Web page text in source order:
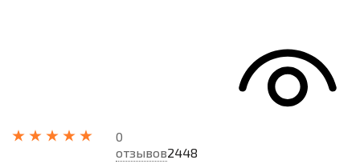
0
отзывов2448